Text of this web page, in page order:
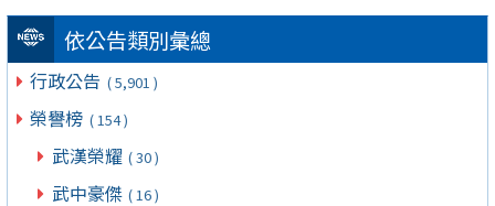
依公告類別彙總
行政公告 ( 5,901 )
榮譽榜 ( 154 )
武漢榮耀 ( 30 )
武中豪傑 ( 16 )